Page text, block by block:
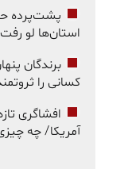
پشت‌پرده حمله
استان‌ها لو رفت
کسانی را ثروتمند کرد؟
افشاگری تازه
آمریکا/ چه چیزی در